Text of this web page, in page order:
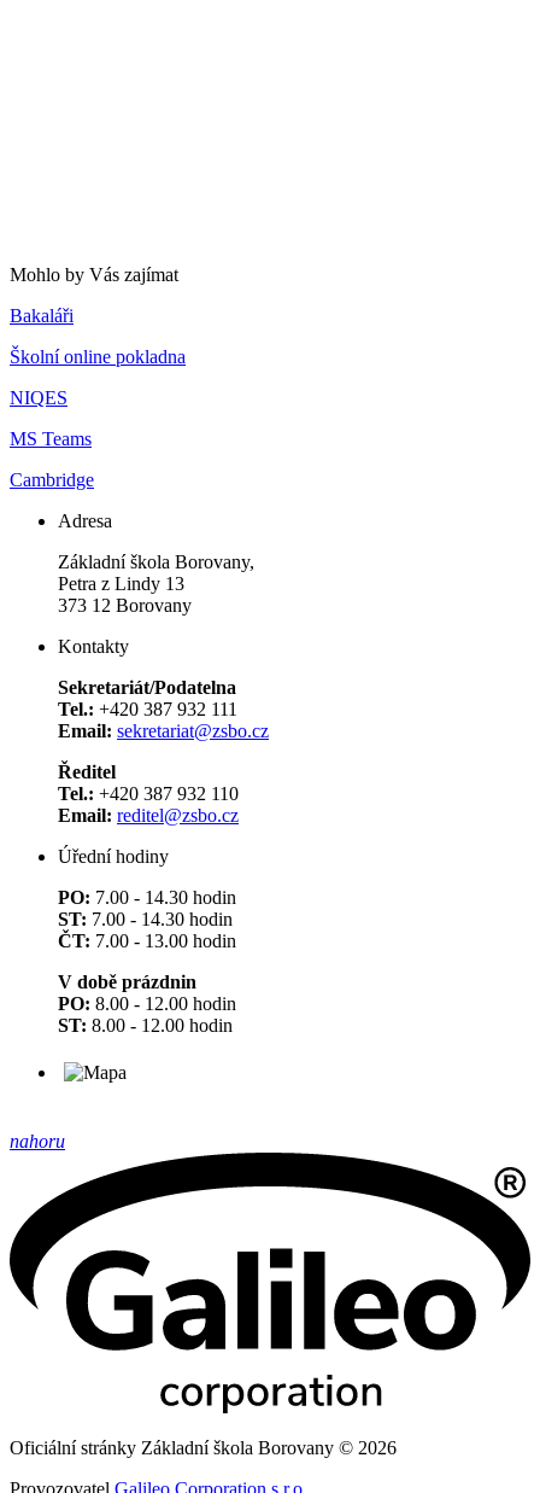
Mohlo by Vás zajímat
Bakaláři
Školní online pokladna
NIQES
MS Teams
Cambridge
Adresa
Základní škola Borovany,
Petra z Lindy 13
373 12 Borovany
Kontakty
Sekretariát/Podatelna
Tel.: +420 387 932 111
Email: sekretariat@zsbo.cz
Ředitel
Tel.: +420 387 932 110
Email: reditel@zsbo.cz
Úřední hodiny
PO: 7.00 - 14.30 hodin
ST: 7.00 - 14.30 hodin
ČT: 7.00 - 13.00 hodin
V době prázdnin
PO: 8.00 - 12.00 hodin
ST: 8.00 - 12.00 hodin
nahoru
Oficiální stránky Základní škola Borovany © 2026